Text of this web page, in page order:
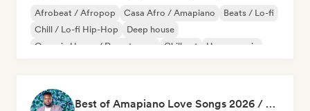
Afrobeat / Afropop Casa Afro / Amapiano
Beats / Lo-fi
Chill / Lo-fi Hip-Hop
Deep house
Organic House / Downtempo
Chill out House music
Best of Amapiano Love Songs 2026 / SA HipHop 2026 / Best of Afro Soul